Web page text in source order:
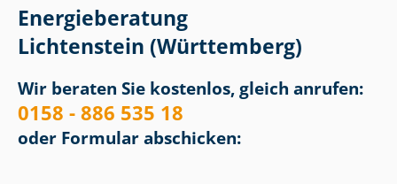
Energieberatung
Lichtenstein (Württemberg)
Wir beraten Sie kostenlos, gleich anrufen:
0158 - 886 535 18
oder Formular abschicken: